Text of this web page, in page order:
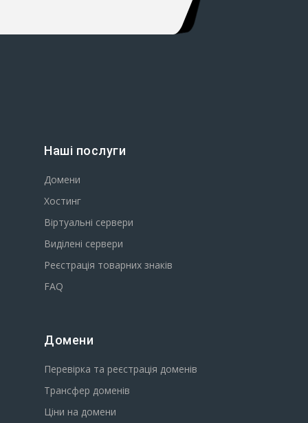
Наші послуги
Домени
Хостинг
Віртуальні сервери
Виділені сервери
Реєстрація товарних знаків
FAQ
Домени
Перевірка та реєстрація доменів
Трансфер доменів
Ціни на домени